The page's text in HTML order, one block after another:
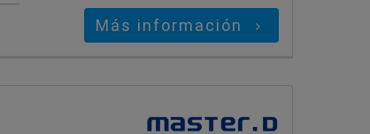
Más información